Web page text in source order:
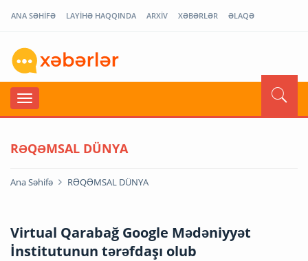
ANA SƏHİFƏ LAYİHƏ HAQQINDA ARXİV XƏBƏRLƏR ƏLAQƏ
RƏQƏMSAL DÜNYA
Ana Səhifə RƏQƏMSAL DÜNYA
Virtual Qarabağ Google Mədəniyyət
İnstitutunun tərəfdaşı olub